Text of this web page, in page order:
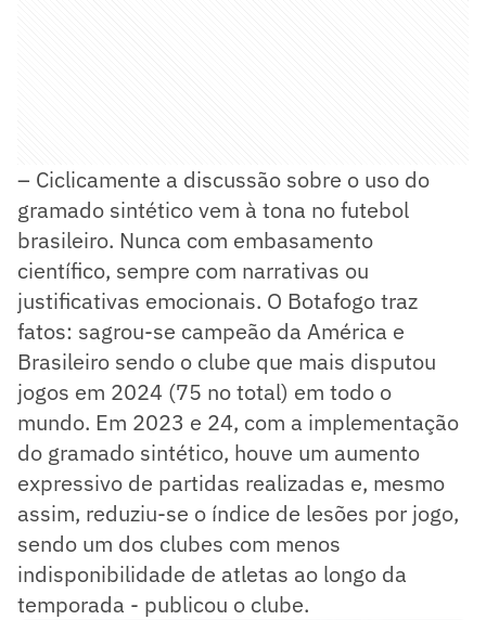
– Ciclicamente a discussão sobre o uso do
gramado sintético vem à tona no futebol
brasileiro. Nunca com embasamento
científico, sempre com narrativas ou
justificativas emocionais. O Botafogo traz
fatos: sagrou-se campeão da América e
Brasileiro sendo o clube que mais disputou
jogos em 2024 (75 no total) em todo o
mundo. Em 2023 e 24, com a implementação
do gramado sintético, houve um aumento
expressivo de partidas realizadas e, mesmo
assim, reduziu-se o índice de lesões por jogo,
sendo um dos clubes com menos
indisponibilidade de atletas ao longo da
temporada - publicou o clube.